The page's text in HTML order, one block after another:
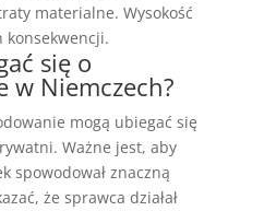
materialne. Wysokość
konsekwencji.
się o
w Niemczech?
mogą ubiegać się
Ważne jest, aby
spowodował znaczną
że sprawca działał